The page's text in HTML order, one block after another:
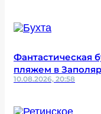
Фантастическая
пляжем в
10.08.2026, 20:58